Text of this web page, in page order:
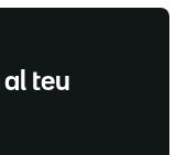
al teu